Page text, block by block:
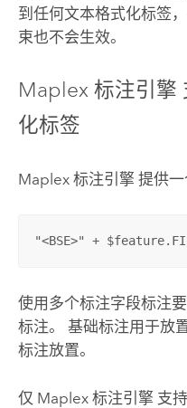
到任何文本格式化标签
束也不会生效。
Maplex 标注引擎
化标签
Maplex 标注引擎 提供一
"<BSE>" +
使用多个标注字段标注
标注。 基础标注用于放
标注放置。
仅 Maplex 标注引擎 支